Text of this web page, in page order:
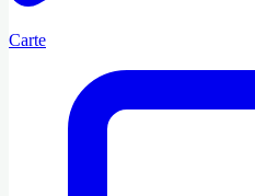
Carte